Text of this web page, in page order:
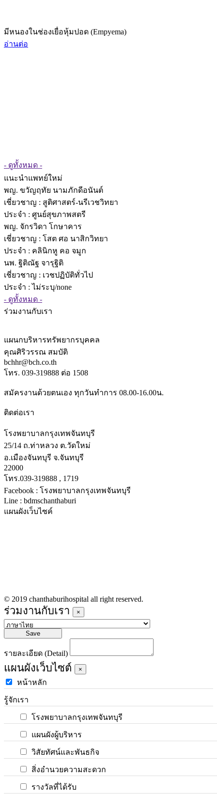
มีหนองในช่องเยื่อหุ้มปอด (Empyema)
อ่านต่อ
- ดูทั้งหมด -
แนะนำแพทย์ใหม่
พญ. ขวัญฤทัย นามภักดีอนันต์
เชี่ยวชาญ : สูติศาสตร์-นรีเวชวิทยา
ประจำ : ศูนย์สุขภาพสตรี
พญ. จักรวิดา โกษาคาร
เชี่ยวชาญ : โสต ศอ นาสิกวิทยา
ประจำ : คลินิกหู คอ จมูก
นพ. ฐิติณัฐ จารุฐิติ
เชี่ยวชาญ : เวชปฏิบัติทั่วไป
ประจำ : ไม่ระบุ/none
- ดูทั้งหมด -
ร่วมงานกับเรา
แผนกบริหารทรัพยากรบุคคล
คุณศิริวรรณ สมบัติ
bchhr@bch.co.th
โทร. 039-319888 ต่อ 1508
สมัครงานด้วยตนเอง ทุกวันทำการ 08.00-16.00น.
ติดต่อเรา
โรงพยาบาลกรุงเทพจันทบุรี
25/14 ถ.ท่าหลวง ต.วัดใหม่
อ.เมืองจันทบุรี จ.จันทบุรี
22000
โทร.039-319888 , 1719
Facebook : โรงพยาบาลกรุงเทพจันทบุรี
Line : bdmschanthaburi
แผนผังเว็บไซค์
© 2019 chanthaburihospital all right reserved.
ร่วมงานกับเรา ×
Save
รายละเอียด (Detail)
แผนผังเว็บไซต์ ×
หน้าหลัก
รู้จักเรา
โรงพยาบาลกรุงเทพจันทบุรี
แผนผังผู้บริหาร
วิสัยทัศน์และพันธกิจ
สิ่งอำนวยความสะดวก
รางวัลที่ได้รับ